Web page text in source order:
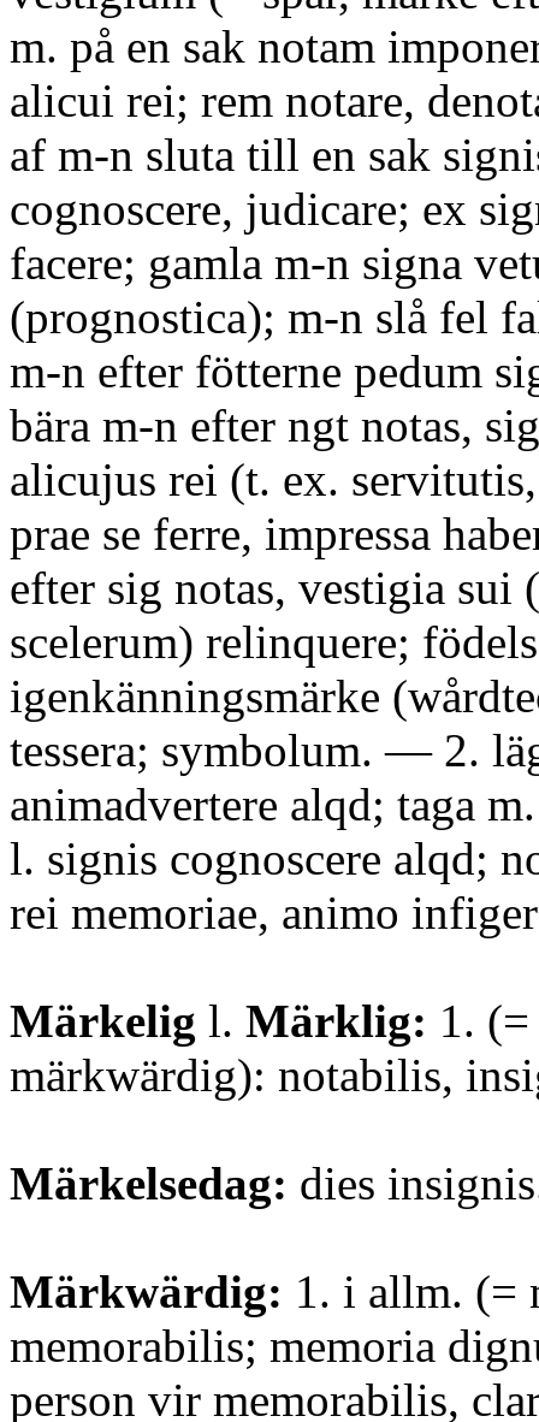
m. på en sak notam
alicui rei; rem notare,
af m-n sluta till en sak
cognoscere, judicare; ex
facere; gamla m-n signa
(prognostica); m-n slå fel
m-n efter fötterne pedum
bära m-n efter ngt notas,
alicujus rei (t. ex.
prae se ferre, impressa
efter sig notas, vestigia sui
scelerum) relinquere;
igenkänningsmärke
tessera; symbolum. — 2.
animadvertere alqd; taga
l. signis cognoscere alqd;
rei memoriae, animo
Märkelig l. Märklig: 1.
märkwärdig): notabilis,
Märkelsedag: dies
Märkwärdig: 1. i allm. (=
memorabilis; memoria
person vir memorabilis,